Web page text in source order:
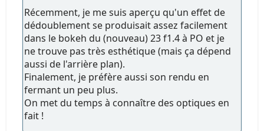
Récemment, je me suis aperçu qu'un effet de
dédoublement se produisait assez facilement
dans le bokeh du (nouveau) 23 f1.4 à PO et je
ne trouve pas très esthétique (mais ça dépend
aussi de l'arrière plan).
Finalement, je préfère aussi son rendu en
fermant un peu plus.
On met du temps à connaître des optiques en
fait !